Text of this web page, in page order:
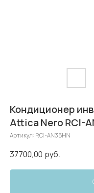
Кондиционер
Attica Nero RCI-
Артикул: RCI-AN35HN
37700,00 руб.